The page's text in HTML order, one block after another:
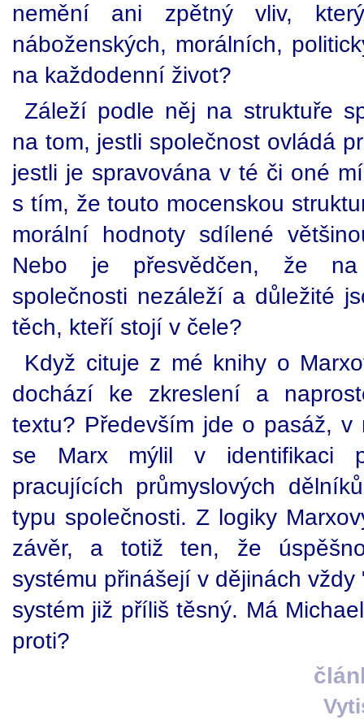
nemění ani zpětný vliv,
náboženských, morálních,
na každodenní život?
Záleží podle něj na struktuře
na tom, jestli společnost ovládá
jestli je spravována v té či oné
s tím, že touto mocenskou
morální hodnoty sdílené
Nebo je přesvědčen, že na
společnosti nezáleží a důležité
těch, kteří stojí v čele?
Když cituje z mé knihy o
dochází ke zkreslení a
textu? Především jde o pasáž,
se Marx mýlil v identifikaci
pracujících průmyslových
typu společnosti. Z logiky
závěr, a totiž ten, že
systému přinášejí v dějinách
systém již příliš těsný. Má
proti?